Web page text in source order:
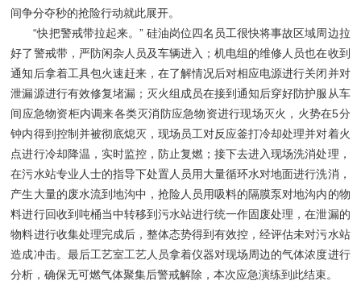
间争分夺秒的抢险行动就此展开。
“快把警戒带拉起来。” 硅油岗位四名员工很快将事故区域周边拉
好了警戒带，严防闲杂人员及车辆进入；机电组的维修人员也在收到
通知后拿着工具包火速赶来，在了解情况后对相应电源进行关闭并对
泄漏源进行有效修复堵漏；灭火组成员在接到通知后穿好防护服从车
间应急物资柜内调来各类灭消防应急物资进行现场灭火，火势在5分
钟内得到控制并被彻底熄灭，现场员工对反应釜打冷却处理并对着火
点进行冷却降温，实时监控，防止复燃；接下去进入现场洗消处理，
在污水站专业人士的指导下处置人员用大量循环水对地面进行洗消，
产生大量的废水流到地沟中，抢险人员用吸料的隔膜泵对地沟内的物
料进行回收到吨桶当中转移到污水站进行统一作固废处理，在泄漏的
物料进行收集处理完成后，整体态势得到有效控，经评估未对污水站
造成冲击。最后工艺室工艺人员拿着仪器对现场周边的气体浓度进行
分析，确保无可燃气体聚集后警戒解除，本次应急演练到此结束。